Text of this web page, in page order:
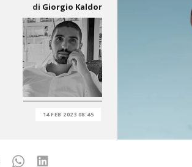
di Giorgio Kaldor
14 FEB 2023 08:45